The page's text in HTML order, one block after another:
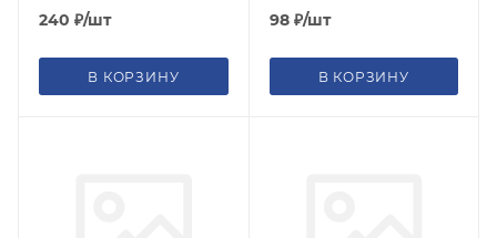
240 ₽/шт
В КОРЗИНУ
98₽/шт
В КОРЗИНУ